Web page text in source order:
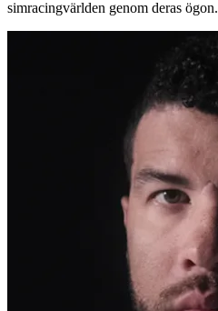
simracingvärlden genom deras ögon.